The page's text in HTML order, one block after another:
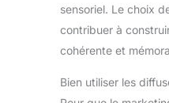
sensoriel. Le choix
contribuer à
cohérente et
Bien utiliser les